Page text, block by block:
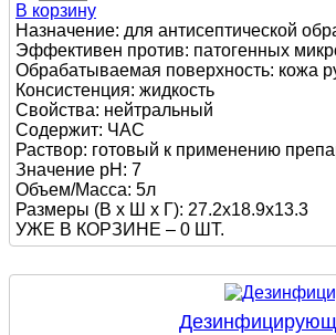
В корзину
Назначение: для антисептической
Эффективен против: патогенных
Обрабатываемая поверхность: кожа
Консистенция: жидкость
Свойства: нейтральный
Содержит: ЧАС
Раствор: готовый к применению
Значение pH: 7
Объем/Масса: 5л
Размеры (В х Ш х Г): 27.2x18.9x13.3
УЖЕ В КОРЗИНЕ – 0 ШТ.